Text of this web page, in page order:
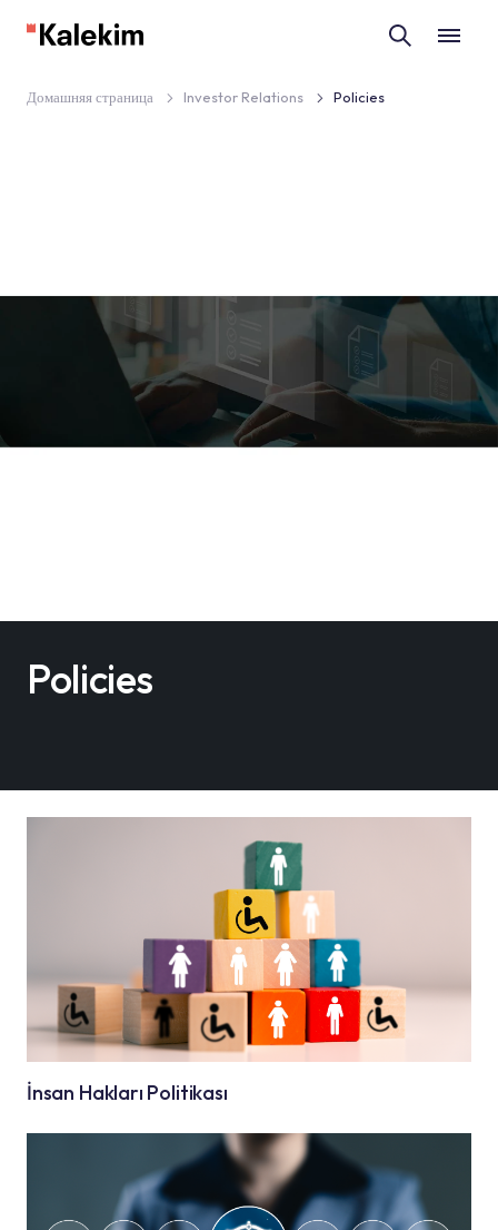
Домашняя страница Investor Relations Policies
Policies
İnsan Hakları Politikası